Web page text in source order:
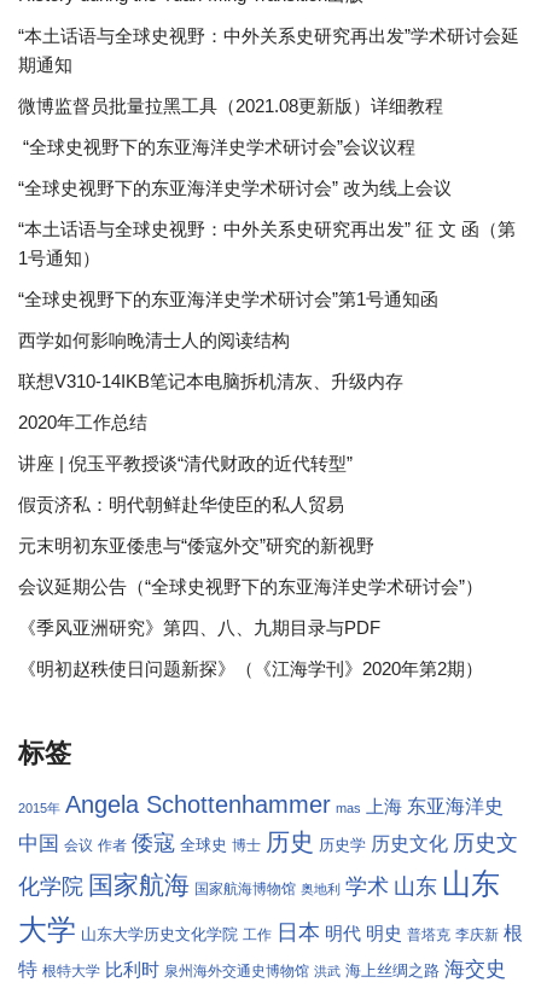
“本土话语与全球史视野：中外关系史研究再出发”学术研讨会延
期通知
微博监督员批量拉黑工具（2021.08更新版）详细教程
“全球史视野下的东亚海洋史学术研讨会”会议议程
“全球史视野下的东亚海洋史学术研讨会” 改为线上会议
“本土话语与全球史视野：中外关系史研究再出发” 征 文 函（第
1号通知）
“全球史视野下的东亚海洋史学术研讨会”第1号通知函
西学如何影响晚清士人的阅读结构
联想V310-14IKB笔记本电脑拆机清灰、升级内存
2020年工作总结
讲座 | 倪玉平教授谈“清代财政的近代转型”
假贡济私：明代朝鲜赴华使臣的私人贸易
元末明初东亚倭患与“倭寇外交”研究的新视野
会议延期公告（“全球史视野下的东亚海洋史学术研讨会”）
《季风亚洲研究》第四、八、九期目录与PDF
《明初赵秩使日问题新探》（《江海学刊》2020年第2期）
标签
2015年 Angela Schottenhammer mas 上海 东亚海洋史
中国 会议 作者 倭寇 全球史 博士 历史 历史学 历史文化 历史文
化学院 国家航海 国家航海博物馆 奥地利 学术 山东 山东
大学 山东大学历史文化学院 工作 日本 明代 明史 普塔克 李庆新 根
特 根特大学 比利时 泉州海外交通史博物馆 洪武 海上丝绸之路 海交史